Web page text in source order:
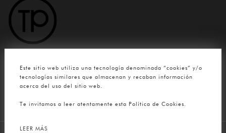
(33) 4780 0904
contacto@tuttopelle.mx
Este sitio web utiliza una tecnología denominada “cookies” y/o
tecnologías similares que almacenan y recaban información
acerca del uso del sitio web.
Te invitamos a leer atentamente esta Política de Cookies.
LEER MÁS